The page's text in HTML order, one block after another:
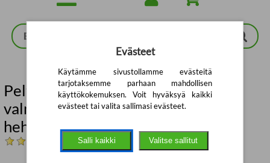
Peltokasvien kasvinsuojelu 2026 :
valmisteet - käyttösuositukset -
hehtaarikustannukset
(Arvostelut: 1)
Evästeet
Käytämme sivustollamme evästeitä
tarjotaksemme parhaan mahdollisen
käyttökokemuksen. Voit hyväksyä kaikki
evästeet tai valita sallimasi evästeet.
Salli kaikki Valitse sallitut